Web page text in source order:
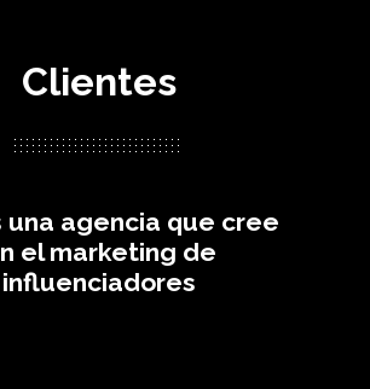
Clientes
una agencia que cree
el marketing de
influenciadores